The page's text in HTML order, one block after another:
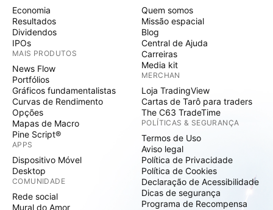
Economia
Resultados
Dividendos
IPOs
MAIS PRODUTOS
News Flow
Portfólios
Gráficos fundamentalistas
Curvas de Rendimento
Opções
Mapas de Macro
Pine Script®
APPS
Dispositivo Móvel
Desktop
COMUNIDADE
Rede social
Mural do Amor
Quem somos
Missão espacial
Blog
Central de Ajuda
Carreiras
Media kit
MERCHAN
Loja TradingView
Cartas de Tarô para traders
The C63 TradeTime
POLÍTICAS & SEGURANÇA
Termos de Uso
Aviso legal
Política de Privacidade
Política de Cookies
Declaração de Acessibilidade
Dicas de segurança
Programa de Recompensa